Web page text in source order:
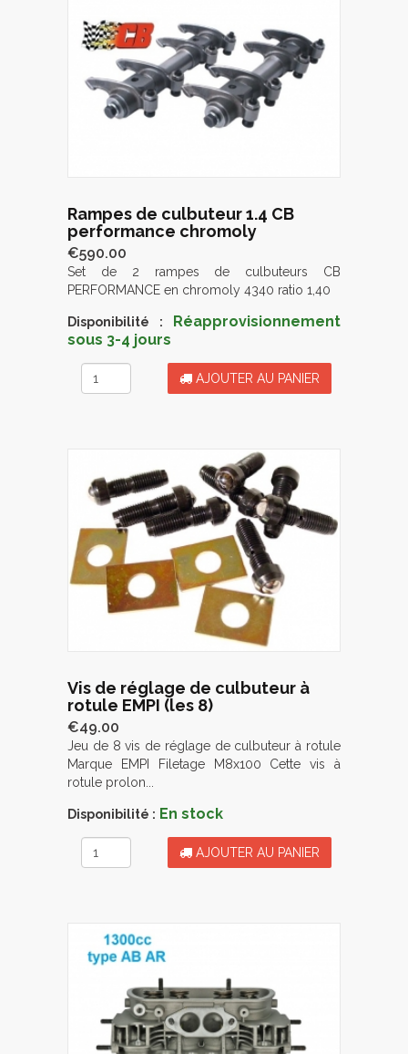
Rampes de culbuteur 1.4 CB
performance chromoly
€590.00
Set de 2 rampes de culbuteurs CB
PERFORMANCE en chromoly 4340 ratio 1,40
Disponibilité :
Réapprovisionnement
sous 3-4 jours
AJOUTER AU PANIER
Vis de réglage de culbuteur à
rotule EMPI (les 8)
€49.00
Jeu de 8 vis de réglage de culbuteur à rotule
Marque EMPI Filetage M8x100 Cette vis à
rotule prolon...
Disponibilité : En stock
AJOUTER AU PANIER